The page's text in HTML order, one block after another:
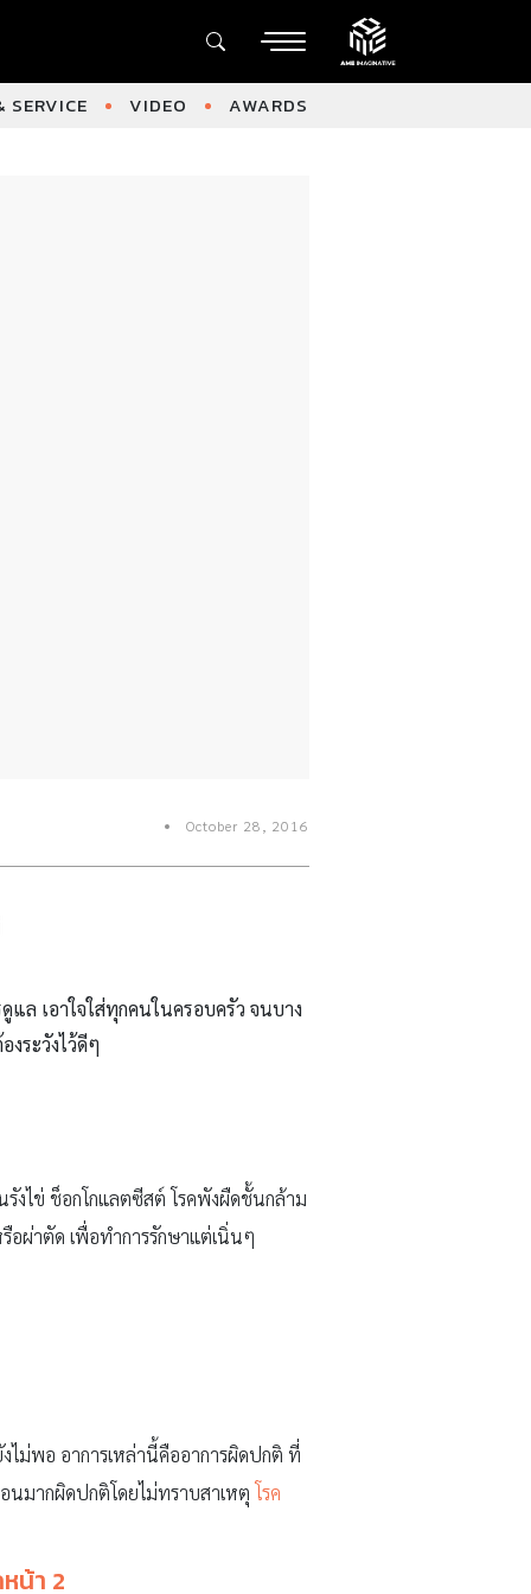
SERVICE VIDEO AWARDS
October 28, 2016
ล เอาใจใส่ทุกคนในครอบครัว จนบาง
ระวังไว้ดีๆ
งไข่ ช็อกโกแลตซีสต์ โรคพังผืดชั้นกล้าม
อผ่าตัด เพื่อทำการรักษาแต่เนิ่นๆ
ไม่พอ อาการเหล่านี้คืออาการผิดปกติ ที่
นมากผิดปกติโดยไม่ทราบสาเหตุ โรค
น้า 2